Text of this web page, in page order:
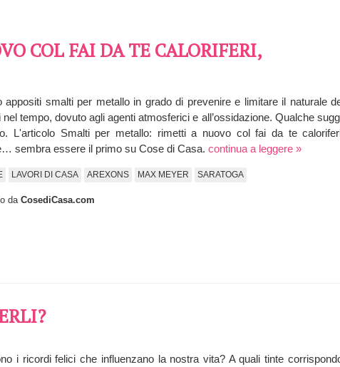
COL FAI DA TE CALORIFERI,
appositi smalti per metallo in grado di prevenire e limitare il naturale
nel tempo, dovuto agli agenti atmosferici e all’ossidazione. Qualche
L'articolo Smalti per metallo: rimetti a nuovo col fai da te
sembra essere il primo su Cose di Casa. continua a leggere »
LAVORI DI CASA AREXONS MAX MEYER SARATOGA
da CosediCasa.com
i ricordi felici che influenzano la nostra vita? A quali tinte